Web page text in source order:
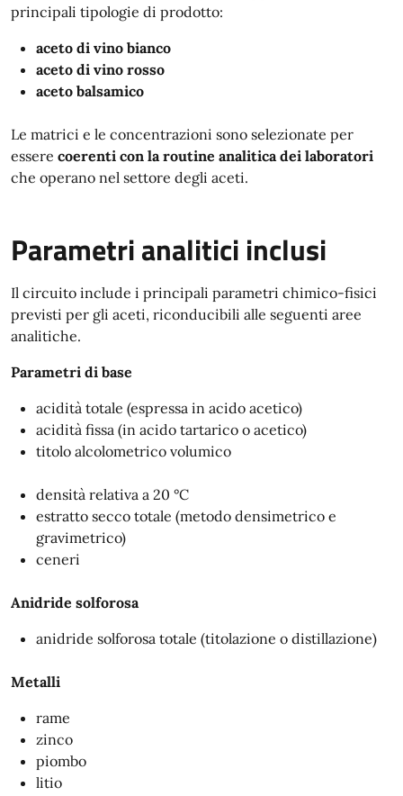
principali tipologie di prodotto:
aceto di vino bianco
aceto di vino rosso
aceto balsamico
Le matrici e le concentrazioni sono selezionate per
essere coerenti con la routine analitica dei laboratori
che operano nel settore degli aceti.
Parametri analitici inclusi
Il circuito include i principali parametri chimico-fisici
previsti per gli aceti, riconducibili alle seguenti aree
analitiche.
Parametri di base
acidità totale (espressa in acido acetico)
acidità fissa (in acido tartarico o acetico)
titolo alcolometrico volumico
densità relativa a 20 °C
estratto secco totale (metodo densimetrico e
gravimetrico)
ceneri
Anidride solforosa
anidride solforosa totale (titolazione o distillazione)
Metalli
rame
zinco
piombo
litio